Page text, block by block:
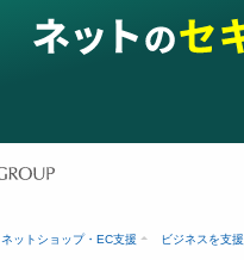
ネットショップ・EC支援 ビジネスを支援